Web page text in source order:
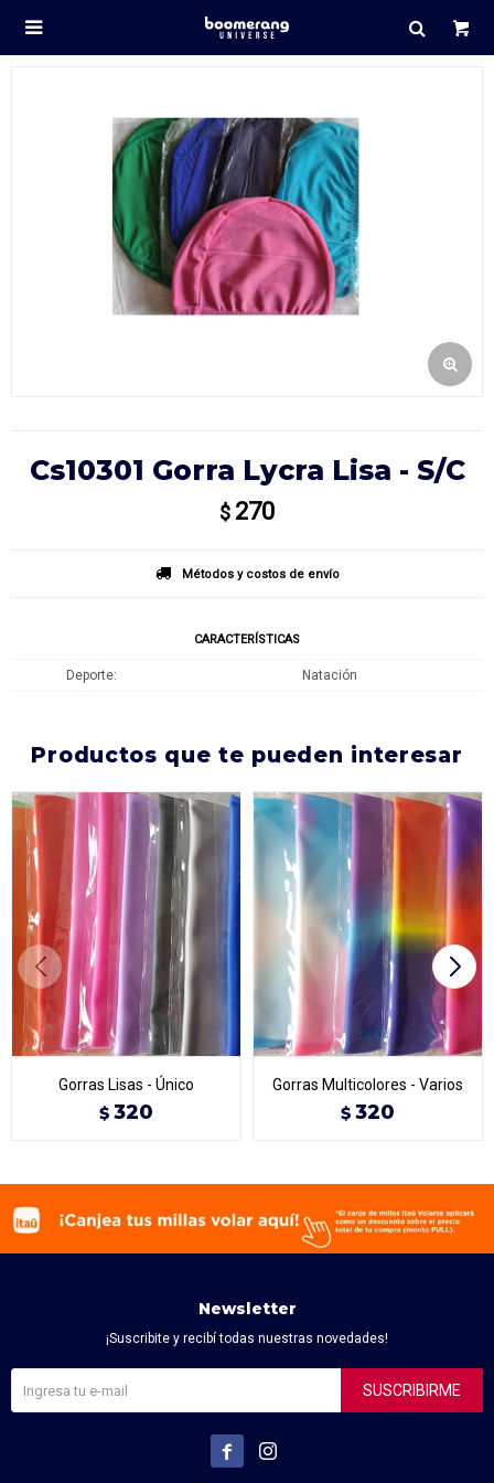

Cs10301 Gorra Lycra Lisa - S/C
$ 270
Métodos y costos de envío
CARACTERÍSTICAS
Deporte Natación
productos que te pueden interesar
Gorras Lisas - Único
$ 320
Gorras Multicolores - Varios
$ 320
Newsletter
¡Suscribite y recibí todas nuestras novedades!
SUSCRIBIRME
 